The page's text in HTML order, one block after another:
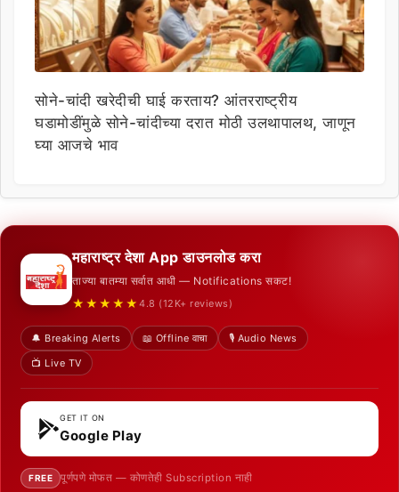
सोने-चांदी खरेदीची घाई करताय? आंतरराष्ट्रीय
घडामोडींमुळे सोने-चांदीच्या दरात मोठी उलथापालथ, जाणून
घ्या आजचे भाव
महाराष्ट्र देशा App डाउनलोड करा
ताज्या बातम्या सर्वात आधी — Notifications सकट!
★★★★★ 4.8 (12K+ reviews)
🔔 Breaking Alerts 📖 Offline वाचा
🎙️ Audio News
📺 Live TV
GET IT ON
Google Play
FREE पूर्णपणे मोफत — कोणतेही Subscription नाही